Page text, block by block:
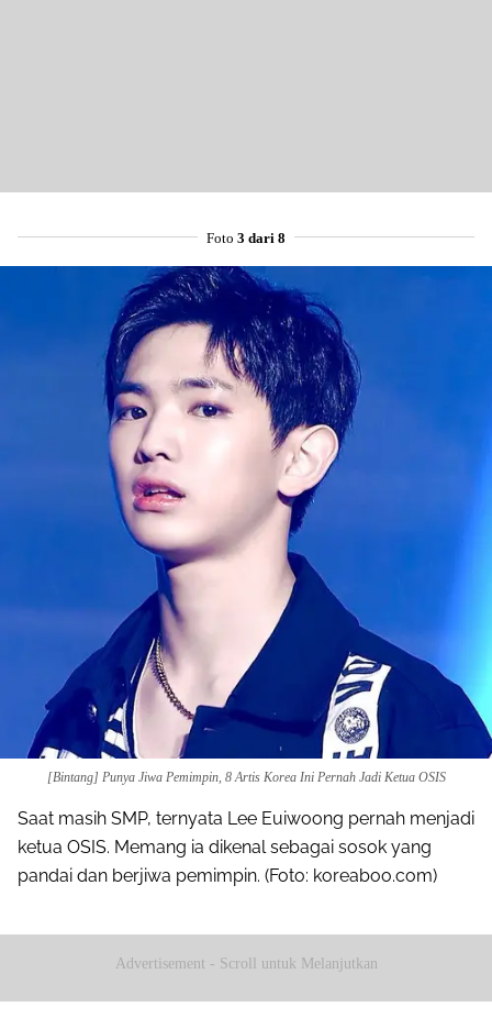
Foto 3 dari 8
[Bintang] Punya Jiwa Pemimpin, 8 Artis Korea Ini Pernah Jadi Ketua OSIS
Saat masih SMP, ternyata Lee Euiwoong pernah menjadi
ketua OSIS. Memang ia dikenal sebagai sosok yang
pandai dan berjiwa pemimpin. (Foto: koreaboo.com)
Advertisement - Scroll untuk Melanjutkan